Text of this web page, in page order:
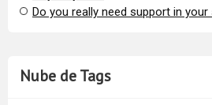
​Do you really need support in your
Nube de Tags